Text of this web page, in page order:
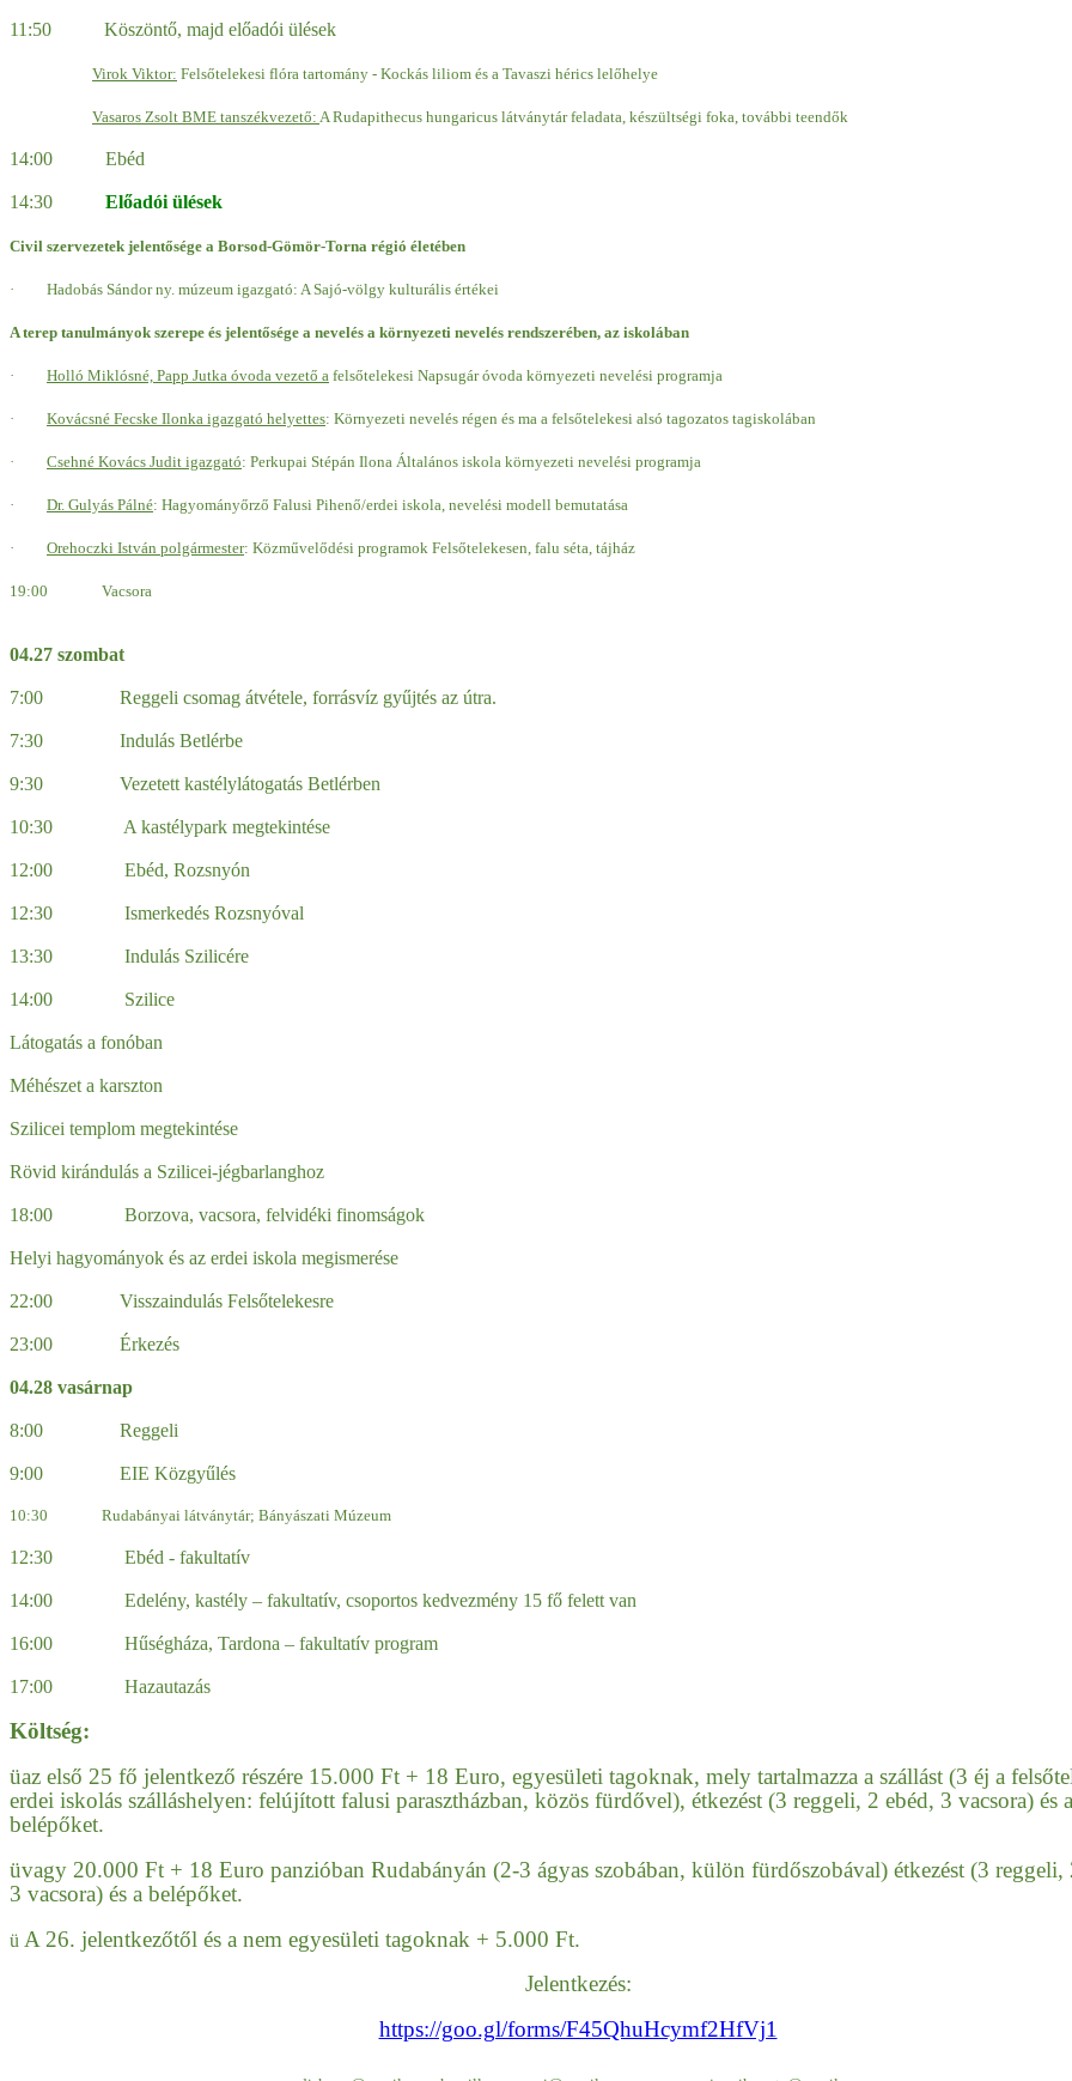
11:50 Köszöntő, majd előadói ülések
Virok Viktor: Felsőtelekesi flóra tartomány - Kockás liliom és a Tavaszi hérics lelőhelye
Vasaros Zsolt BME tanszékvezető: A Rudapithecus hungaricus látványtár feladata, készültségi foka, további teendők
14:00 Ebéd
14:30 Előadói ülések
Civil szervezetek jelentősége a Borsod-Gömör-Torna régió életében
· Hadobás Sándor ny. múzeum igazgató: A Sajó-völgy kulturális értékei
A terep tanulmányok szerepe és jelentősége a nevelés a környezeti nevelés rendszerében, az iskolában
· Holló Miklósné, Papp Jutka óvoda vezető a felsőtelekesi Napsugár óvoda környezeti nevelési programja
· Kovácsné Fecske Ilonka igazgató helyettes: Környezeti nevelés régen és ma a felsőtelekesi alsó tagozatos tagiskolában
· Csehné Kovács Judit igazgató: Perkupai Stépán Ilona Általános iskola környezeti nevelési programja
· Dr. Gulyás Pálné: Hagyományőrző Falusi Pihenő/erdei iskola, nevelési modell bemutatása
· Orehoczki István polgármester: Közművelődési programok Felsőtelekesen, falu séta, tájház
19:00 Vacsora
04.27 szombat
7:00 Reggeli csomag átvétele, forrásvíz gyűjtés az útra.
7:30 Indulás Betlérbe
9:30 Vezetett kastélylátogatás Betlérben
10:30 A kastélypark megtekintése
12:00 Ebéd, Rozsnyón
12:30 Ismerkedés Rozsnyóval
13:30 Indulás Szilicére
14:00 Szilice
Látogatás a fonóban
Méhészet a karszton
Szilicei templom megtekintése
Rövid kirándulás a Szilicei-jégbarlanghoz
18:00 Borzova, vacsora, felvidéki finomságok
Helyi hagyományok és az erdei iskola megismerése
22:00 Visszaindulás Felsőtelekesre
23:00 Érkezés
04.28 vasárnap
8:00 Reggeli
9:00 EIE Közgyűlés
10:30 Rudabányai látványtár; Bányászati Múzeum
12:30 Ebéd - fakultatív
14:00 Edelény, kastély – fakultatív, csoportos kedvezmény 15 fő felett van
16:00 Hűségháza, Tardona – fakultatív program
17:00 Hazautazás
Költség:
üaz első 25 fő jelentkező részére 15.000 Ft + 18 Euro, egyesületi tagoknak, mely tartalmazza a szállást (3 éj a
erdei iskolás szálláshelyen: felújított falusi parasztházban, közös fürdővel), étkezést (3 reggeli, 2 ebéd, 3 vacsora) és a
belépőket.
üvagy 20.000 Ft + 18 Euro panzióban Rudabányán (2-3 ágyas szobában, külön fürdőszobával) étkezést (3 reggeli,
3 vacsora) és a belépőket.
ü A 26. jelentkezőtől és a nem egyesületi tagoknak + 5.000 Ft.
Jelentkezés:
https://goo.gl/forms/F45QhuHcymf2HfVj1